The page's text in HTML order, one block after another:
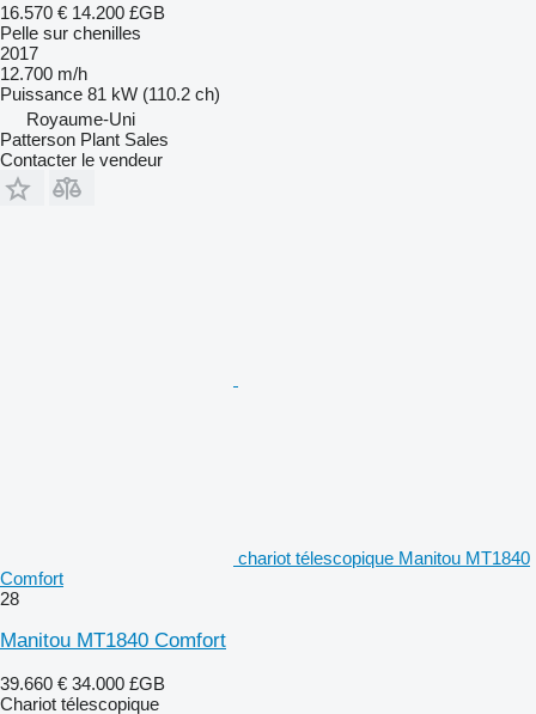
16.570 € 14.200 £GB
Pelle sur chenilles
2017
12.700 m/h
Puissance 81 kW (110.2 ch)
Royaume-Uni
Patterson Plant Sales
Contacter le vendeur
chariot télescopique Manitou MT1840
Comfort
28
Manitou MT1840 Comfort
39.660 € 34.000 £GB
Chariot télescopique